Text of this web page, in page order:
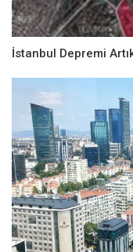
İstanbul Depremi